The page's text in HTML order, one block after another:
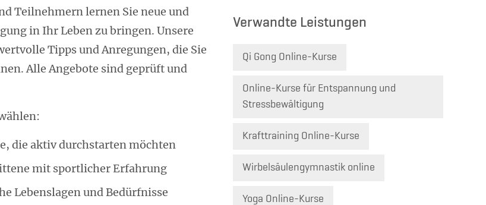
Teilnehmern lernen Sie neue und
in Ihr Leben zu bringen. Unsere
Tipps und Anregungen, die Sie
Alle Angebote sind geprüft und
die aktiv durchstarten möchten
mit sportlicher Erfahrung
Lebenslagen und Bedürfnisse
Verwandte Leistungen
Qi Gong Online-Kurse
Online-Kurse für Entspannung und
Stressbewältigung
Krafttraining Online-Kurse
Wirbelsäulengymnastik online
Yoga Online-Kurse